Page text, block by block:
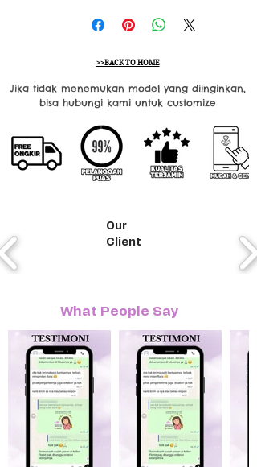
>>BACK TO HOME
Jika tidak menemukan model yang diinginkan,
bisa hubungi kami untuk customize
Our
Client
What People Say